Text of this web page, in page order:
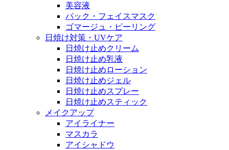
美容液
パック・フェイスマスク
ゴマージュ・ピーリング
日焼け対策・UVケア
日焼け止めクリーム
日焼け止め乳液
日焼け止めローション
日焼け止めジェル
日焼け止めスプレー
日焼け止めスティック
メイクアップ
アイライナー
マスカラ
アイシャドウ